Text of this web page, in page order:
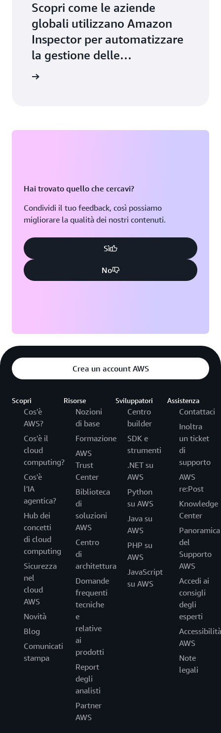
Scopri come le aziende
globali utilizzano Amazon
Inspector per automatizzare
la gestione delle
vulnerabilità software.
Hai trovato quello che cercavi?
Condividi il tuo feedback, così possiamo
migliorare la qualità dei nostri contenuti.
Sì
No
Crea un account AWS
Scopri
Cos'è
AWS?
Cos'è il
cloud
computing?
Cos'è
l'IA
agentica?
Hub dei
concetti
di cloud
computing
Sicurezza
nel
cloud
AWS
Novità
Blog
Comunicati
stampa
Risorse
Nozioni
di base
Formazione
AWS
Trust
Center
Biblioteca
di
soluzioni
AWS
Centro
di
architettura
Domande
frequenti
tecniche
e
relative
ai
prodotti
Report
degli
analisti
Partner
AWS
Sviluppatori
Centro
builder
SDK e
strumenti
.NET su
AWS
Python
su AWS
Java su
AWS
PHP su
AWS
JavaScript
su AWS
Assistenza
Contattaci
Inoltra
un ticket
di
supporto
AWS
re:Post
Knowledge
Center
Panoramica
del
Supporto
AWS
Accedi ai
consigli
degli
esperti
Accessibilità
AWS
Note
legali